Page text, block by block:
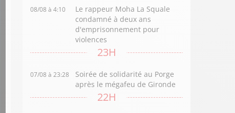
08/08 à 4:10
Le rappeur Moha La Squale
condamné à deux ans
d'emprisonnement pour
violences
23H
07/08 à 23:28
Soirée de solidarité au Porge
après le mégafeu de Gironde
22H